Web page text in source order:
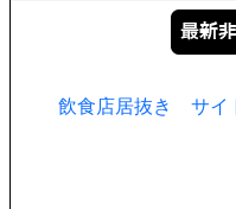
飲食店居抜き サイ